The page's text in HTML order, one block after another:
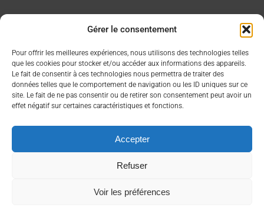
Gérer le consentement
Pour offrir les meilleures expériences, nous utilisons des technologies telles
que les cookies pour stocker et/ou accéder aux informations des appareils.
Le fait de consentir à ces technologies nous permettra de traiter des
données telles que le comportement de navigation ou les ID uniques sur ce
site. Le fait de ne pas consentir ou de retirer son consentement peut avoir un
effet négatif sur certaines caractéristiques et fonctions.
Accepter
Refuser
Voir les préférences
Aide & Infos
Condition générales de vente
FAQ
Lien utiles
Choisir son CBD
Contacter un commercial
Mon compte
RGPD/Cookies
contact@bea-francetabac.fr
38, Rue AMPERE 56980 SAINT-AVE